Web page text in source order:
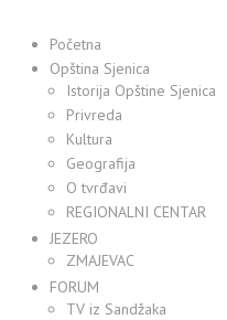
Početna
Opština Sjenica
Istorija Opštine Sjenica
Privreda
Kultura
Geografija
O tvrđavi
REGIONALNI CENTAR
JEZERO
ZMAJEVAC
FORUM
TV iz Sandžaka